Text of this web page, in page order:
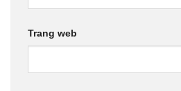
Trang web